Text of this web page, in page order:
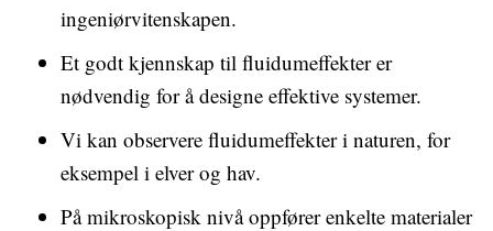
ingeniørvitenskapen.
Et godt kjennskap til fluidumeffekter er
nødvendig for å designe effektive systemer.
Vi kan observere fluidumeffekter i naturen, for
eksempel i elver og hav.
På mikroskopisk nivå oppfører enkelte materialer